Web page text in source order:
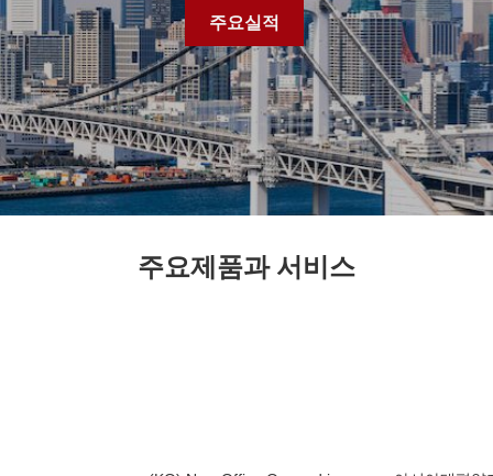
주요실적
주요제품과 서비스